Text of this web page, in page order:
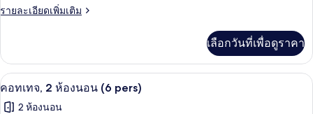
ทเทจ,
นอน
(4
pers)
รายละเอียดเพิ่มเติม
ราย
เกี่ยว
กับ
คอ
เทจ,
เลือกวันที่เพื่อดูราคา
เปิด
ภาพถ่าย
9
คอทเทจ, 2 ห้องนอน (6 pers)
2 ห้องนอน